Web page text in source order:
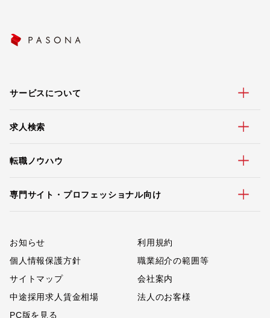
サービスについて
求人検索
転職ノウハウ
専門サイト・プロフェッショナル向け
お知らせ
利用規約
個人情報保護方針
職業紹介の範囲等
サイトマップ
会社案内
中途採用求人賃金相場
法人のお客様
PC版を見る